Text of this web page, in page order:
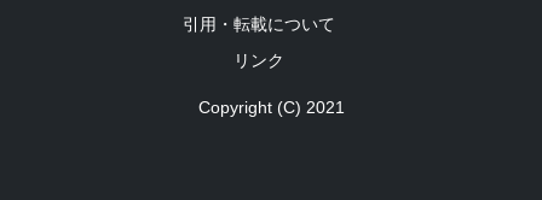
引用・転載について
リンク
Copyright (C) 2021